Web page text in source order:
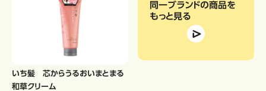
いち髪 芯からうるおいまとまる
和草クリーム
同一ブランドの商品を
もっと見る